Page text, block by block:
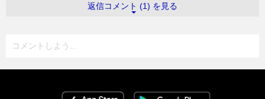
返信コメント (1) を見る
コメントしよう...